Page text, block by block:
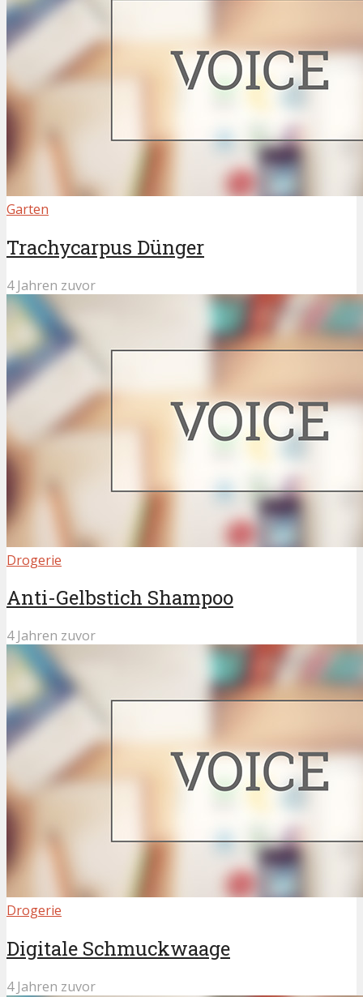
Garten
Trachycarpus Dünger
4 Jahren zuvor
Drogerie
Anti-Gelbstich Shampoo
4 Jahren zuvor
Drogerie
Digitale Schmuckwaage
4 Jahren zuvor